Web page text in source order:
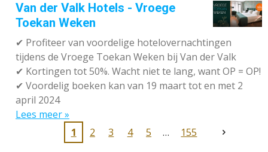
Van der Valk Hotels - Vroege
Toekan Weken
✔ Profiteer van voordelige hotelovernachtingen
tijdens de Vroege Toekan Weken bij Van der Valk
✔ Kortingen tot 50%. Wacht niet te lang, want OP = OP!
✔ Voordelig boeken kan van 19 maart tot en met 2
april 2024
Lees meer »
1
2 3 4 5 155